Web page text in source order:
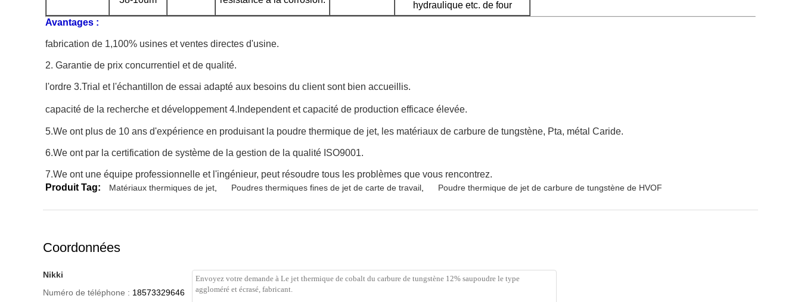
hydraulique etc. de four
Avantages :
fabrication de 1,100% usines et ventes directes d'usine.
2. Garantie de prix concurrentiel et de qualité.
l'ordre 3.Trial et l'échantillon de essai adapté aux besoins du client sont bien accueillis.
capacité de la recherche et développement4.Independentet capacité de production efficace élevée.
5.We ont plus de 10 ans d'expérience en produisant la poudre thermique de jet, les matériaux de carbure de tungstène, Pta, métal Caride.
6.We ont par la certification de système de la gestion de la qualité ISO9001.
7.We ont une équipe professionnelle et l'ingénieur, peut résoudre tous les problèmes que vous rencontrez.
Produit Tag:
Matériaux thermiques de jet Poudres thermiques fines de jet de carte de travail Poudre thermique de jet de carbure de tungstène de HVOF
Coordonnées
Nikki
Numéro de téléphone : 18573329646